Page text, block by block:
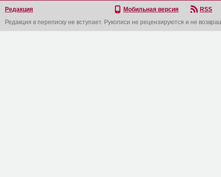
Редакция Мобильная версия
RSS
Редакция в переписку не вступает. Рукописи не рецензируются и не